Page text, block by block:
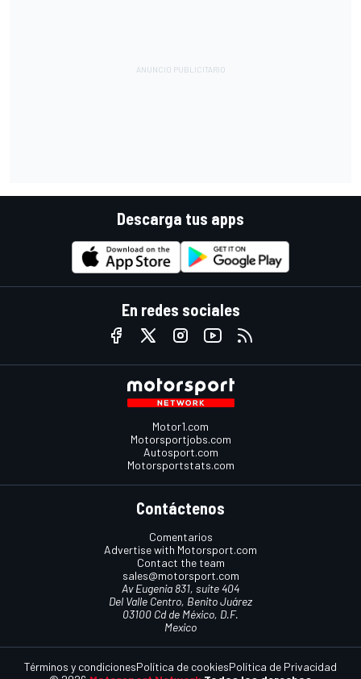
Descarga tus apps
En redes sociales
Motor1.com
Motorsportjobs.com
Autosport.com
Motorsportstats.com
Contáctenos
Comentarios
Advertise with Motorsport.com
Contact the team
sales@motorsport.com
Av Eugenia 831, suite 404
Del Valle Centro, Benito Juárez
03100 Cd de México, D.F.
Mexico
Términos y condicionesPolítica de cookiesPolítica de Privacidad